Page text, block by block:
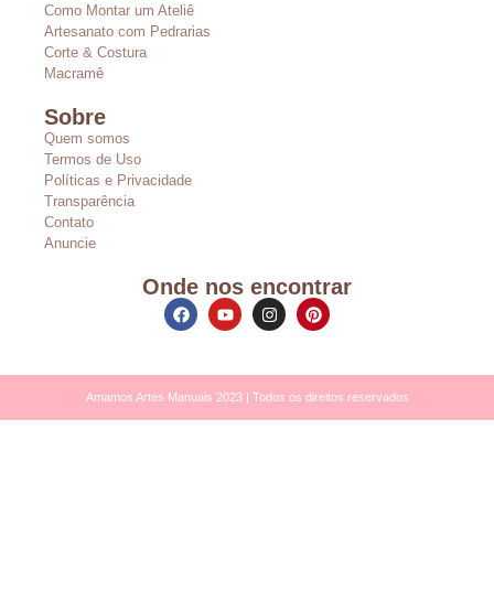
Como Montar um Ateliê
Artesanato com Pedrarias
Corte & Costura
Macramê
Sobre
Quem somos
Termos de Uso
Políticas e Privacidade
Transparência
Contato
Anuncie
Onde nos encontrar
Amamos Artes Manuais 2023 | Todos os direitos reservados